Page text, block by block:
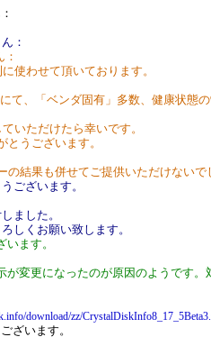
：
使わせて頂いております。
て、「ベンダ固有」多数、健康状態
いただけたら幸いです。
とうございます。
の結果も併せてご提供いただけないで
ございます。
ました。
しくお願い致します。
います。
が変更になったのが原因のようです
download/zz/
ざいます。